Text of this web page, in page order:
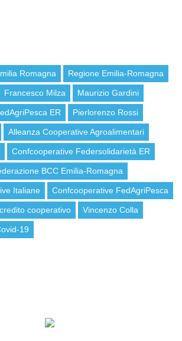
Romagna Regione Emilia-Romagna
Francesco Milza Maurizio Gardini
ER Pierlorenzo Rossi
Alleanza Cooperative Agroalimentari
Confcooperative Federsolidarietà ER
BCC Emilia-Romagna
Italiane Confcooperative FedAgriPesca
credito cooperativo Vincenzo Colla
19